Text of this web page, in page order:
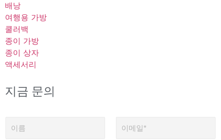
배낭
여행용 가방
쿨러백
종이 가방
종이 상자
액세서리
지금 문의
름
메